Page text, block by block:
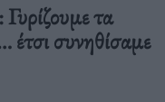
τα
έτσι συνηθίσαμε